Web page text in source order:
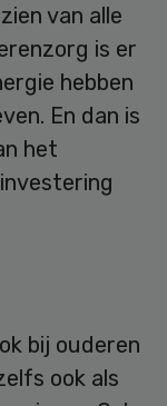
van alle
is er
hebben
En dan is
het
bij ouderen
ook als